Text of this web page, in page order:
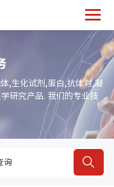
,生化试剂,蛋白,抗体对,凝
研究产品. 我们的专业技